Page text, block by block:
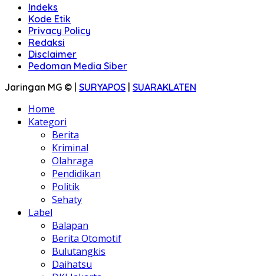
Indeks
Kode Etik
Privacy Policy
Redaksi
Disclaimer
Pedoman Media Siber
Jaringan MG © | SURYAPOS | SUARAKLATEN
Home
Kategori
Berita
Kriminal
Olahraga
Pendidikan
Politik
Sehaty
Label
Balapan
Berita Otomotif
Bulutangkis
Daihatsu